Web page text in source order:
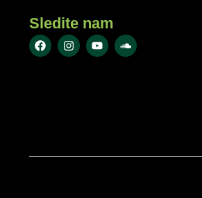
Sledite nam